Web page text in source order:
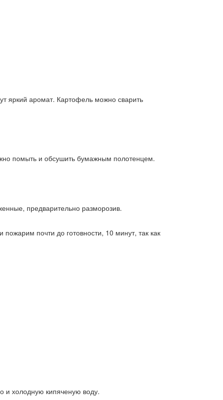
яркий аромат. Картофель можно сварить
помыть и обсушить бумажным полотенцем.
предварительно разморозив.
почти до готовности, 10 минут, так как
и холодную кипяченую воду.